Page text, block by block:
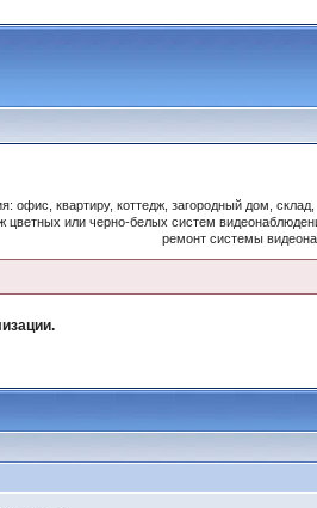
офис, квартиру, коттедж, загородный дом,
цветных или черно-белых систем
ремонт системы